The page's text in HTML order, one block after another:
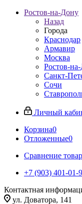
Ростов-на-Дону
Назад
Города
Краснодар
Армавир
Москва
Ростов-
Санкт-
Сочи
Личный
Корзина0
Отложенные0
Сравнение
+7 (903) 401-01-
Контактная
ул. Доватора, 141